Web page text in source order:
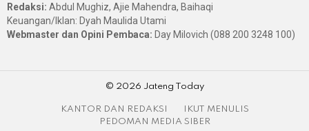
Redaksi: Abdul Mughiz, Ajie Mahendra, Baihaqi
Keuangan/Iklan: Dyah Maulida Utami
Webmaster dan Opini Pembaca: Day Milovich (088 200 3248 100)
© 2026 Jateng Today
KANTOR DAN REDAKSI
IKUT MENULIS
PEDOMAN MEDIA SIBER